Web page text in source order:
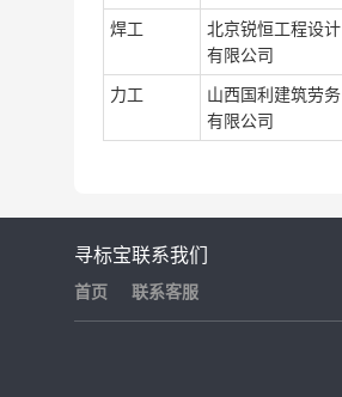
焊工
北京锐恒工程设计
有限公司
力工
山西国利建筑劳务
有限公司
寻标宝
首页
联系我们
联系客服